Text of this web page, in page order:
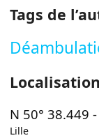
Tags de
Localisation
N 50° 38.449 -
Lille